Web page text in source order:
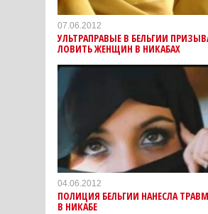
07.06.2012
УЛЬТРАПРАВЫЕ В БЕЛЬГИИ
ЛОВИТЬ ЖЕНЩИН В НИКАБАХ
04.06.2012
ПОЛИЦИЯ БЕЛЬГИИ НАНЕСЛА
В НИКАБЕ